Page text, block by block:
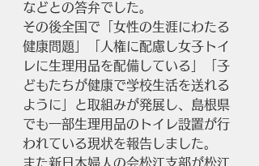
などとの答弁でした。
その後全国で「女性の生涯にわたる
健康問題」「人権に配慮し女子トイ
レに生理用品を配備している」「子
どもたちが健康で学校生活を送れる
ように」と取組みが発展し、島根県
でも一部生理用品のトイレ設置が行
われている現状を報告しました。
また新日本婦人の会松江支部が松江